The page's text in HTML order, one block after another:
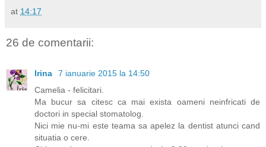
at 14:17
26 de comentarii:
Irina
7 ianuarie 2015 la 14:50
Camelia - felicitari.
Ma bucur sa citesc ca mai exista oameni neinfricati de
doctori in special stomatolog.
Nici mie nu-mi este teama sa apelez la dentist atunci cand
situatia o cere.